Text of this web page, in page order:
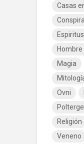
Casas
Espiritus
Hombre
Magia
Ovni
Religión
Veneno